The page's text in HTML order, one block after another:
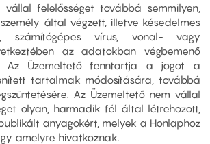
vállal felelősséget továbbá semmilyen,
által végzett, illetve késedelmes
számítógépes vírus, vonal- vagy
az adatokban végbemenő
Az Üzemeltető fenntartja a jogot a
tartalmak módosítására, továbbá
Az Üzemeltető nem vállal
olyan, harmadik fél által létrehozott,
anyagokért, melyek a Honlaphoz
amelyre hivatkoznak.